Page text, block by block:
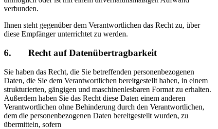
verbunden.
Ihnen steht gegenüber dem Verantwortlichen das Recht zu, über
diese Empfänger unterrichtet zu werden.
6. Recht auf Datenübertragbarkeit
Sie haben das Recht, die Sie betreffenden personenbezogenen
Daten, die Sie dem Verantwortlichen bereitgestellt haben, in einem
strukturierten, gängigen und maschinenlesbaren Format zu erhalten.
Außerdem haben Sie das Recht diese Daten einem anderen
Verantwortlichen ohne Behinderung durch den Verantwortlichen,
dem die personenbezogenen Daten bereitgestellt wurden, zu
übermitteln, sofern